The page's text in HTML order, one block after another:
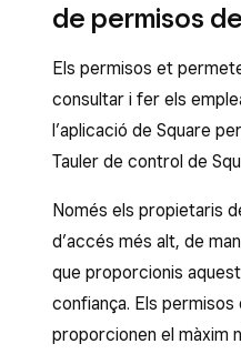
de permisos
Els permisos et
consultar i fer els
l’aplicació de Square
Tauler de control de
Només els propietaris
d’accés més alt, de
que proporcionis
confiança. Els
proporcionen el màxim